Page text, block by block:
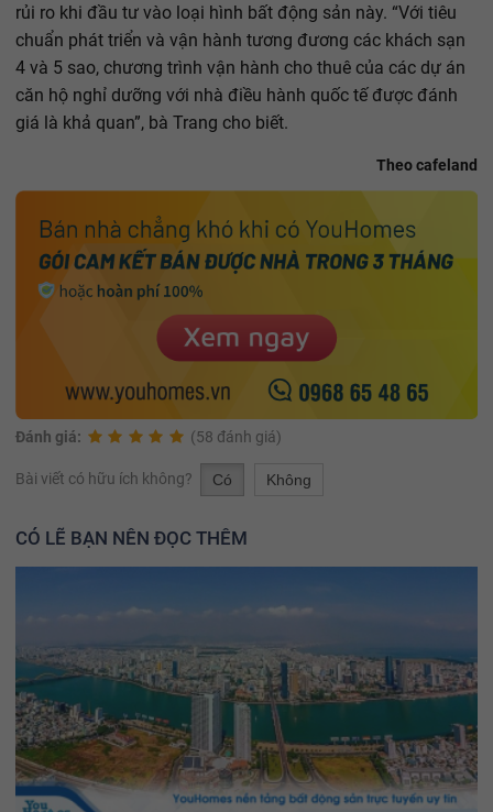
rủi ro khi đầu tư vào loại hình bất động sản này. “Với tiêu
chuẩn phát triển và vận hành tương đương các khách sạn
4 và 5 sao, chương trình vận hành cho thuê của các dự án
căn hộ nghỉ dưỡng với nhà điều hành quốc tế được đánh
giá là khả quan”, bà Trang cho biết.
Theo cafeland
Đánh giá: (58 đánh giá)
Bài viết có hữu ích không? Có Không
CÓ LẼ BẠN NÊN ĐỌC THÊM